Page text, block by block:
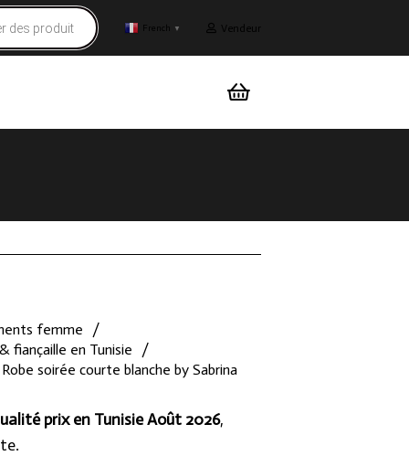
French ▼ Vendeur
femme
/
fiançaille en Tunisie
/
Robe soirée courte blanche by Sabrina
prix en Tunisie Août 2026,